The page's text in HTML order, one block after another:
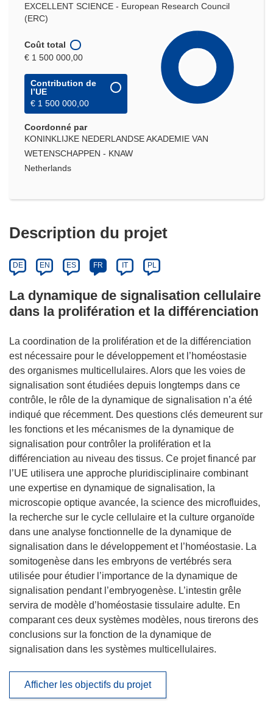
EXCELLENT SCIENCE - European Research Council
(ERC)
Coût total
€ 1 500 000,00
Contribution de
l’UE
€ 1 500 000,00
Coordonné par
KONINKLIJKE NEDERLANDSE AKADEMIE VAN
WETENSCHAPPEN - KNAW
Netherlands
Description du projet
DE EN ES FR IT PL
La dynamique de signalisation cellulaire
dans la prolifération et la différenciation
La coordination de la prolifération et de la différenciation
est nécessaire pour le développement et l’homéostasie
des organismes multicellulaires. Alors que les voies de
signalisation sont étudiées depuis longtemps dans ce
contrôle, le rôle de la dynamique de signalisation n’a été
indiqué que récemment. Des questions clés demeurent sur
les fonctions et les mécanismes de la dynamique de
signalisation pour contrôler la prolifération et la
différenciation au niveau des tissus. Ce projet financé par
l’UE utilisera une approche pluridisciplinaire combinant
une expertise en dynamique de signalisation, la
microscopie optique avancée, la science des microfluides,
la recherche sur le cycle cellulaire et la culture organoïde
dans une analyse fonctionnelle de la dynamique de
signalisation dans le développement et l’homéostasie. La
somitogenèse dans les embryons de vertébrés sera
utilisée pour étudier l’importance de la dynamique de
signalisation pendant l’embryogenèse. L’intestin grêle
servira de modèle d’homéostasie tissulaire adulte. En
comparant ces deux systèmes modèles, nous tirerons des
conclusions sur la fonction de la dynamique de
signalisation dans les systèmes multicellulaires.
Afficher les objectifs du projet